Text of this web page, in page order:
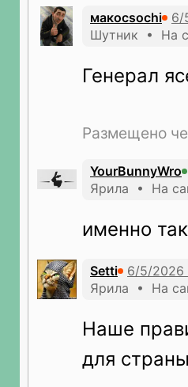
макосsochi
Шутник • На
Генерал
Размещено
YourBunnyWro
Ярила • На
именно
Setti
Ярила • На
Наше
для